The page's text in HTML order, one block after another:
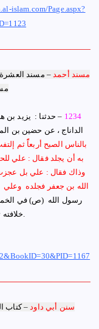
islam.com/Page.aspx?
مسند أحمد – مسند العشرة
1234
– حدثنا : ‏ ‏يزيد بن
الداناج ‏، عن ‏حضين بن
بالناس الصبح أربعاًً ثم
به أن يجلد فقال : ‏علي
وذاك فقال : ‏علي ‏بل
الله بن جعفر ‏‏فجلده ‏ ‏وعلي
رسول الله ‏ (ص) ‏في
سنن أبي داود –كتاب